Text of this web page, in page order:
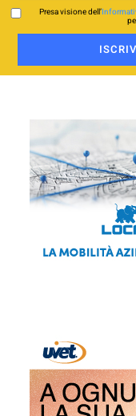
Presa visione dell’